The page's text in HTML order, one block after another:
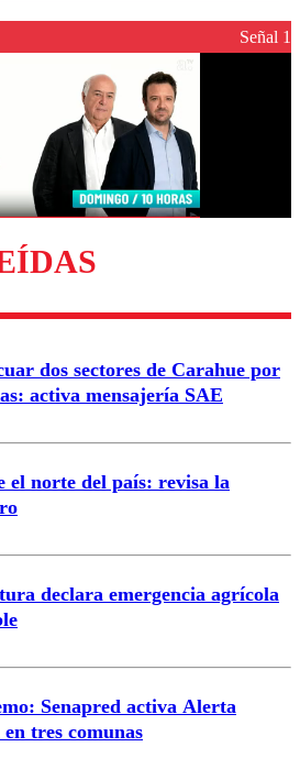
moderados para garantizar un
respetuoso.
Enviar comentario
Señal 1
dos sectores de Carahue por
activa mensajería SAE
el norte del país: revisa la
declara emergencia agrícola
Senapred activa Alerta
tres comunas